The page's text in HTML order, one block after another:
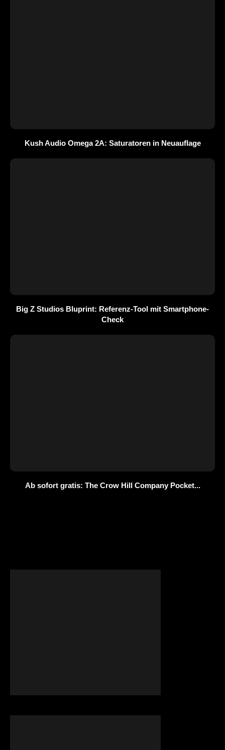
Kush Audio Omega 2A: Saturatoren in Neuauflage
Big Z Studios Bluprint: Referenz-Tool mit Smartphone-
Check
Ab sofort gratis: The Crow Hill Company Pocket...